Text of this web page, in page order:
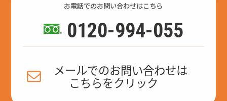
お電話でのお問い合わせはこちら
0120-994-055
メールでのお問い合わせは
こちらをクリック